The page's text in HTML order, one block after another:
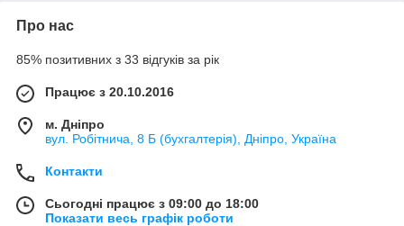
Про нас
85% позитивних з 33 відгуків за рік
Працює з 20.10.2016
м. Дніпро
вул. Робітнича, 8 Б (бухгалтерія), Дніпро, Україна
Контакти
Сьогодні працює з 09:00 до 18:00
Показати весь графік роботи